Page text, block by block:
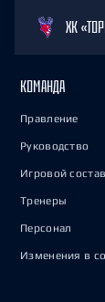
ХК
КОМАНДА
Правление
Руководство
Игровой состав
Тренеры
Персонал
Изменения в